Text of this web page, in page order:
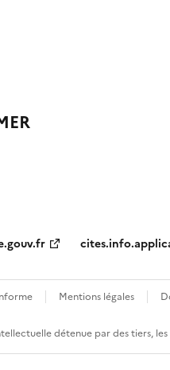
Mentions légales
détenue par des tiers,